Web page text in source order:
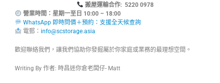
搬屋運輸合作: 5220 0978
營業時間：星期一至日 10:00 – 18:00
WhatsApp 即時問價＋預約：支援全天候查詢
電郵： info@scstorage.asia
歡迎聯絡我們，讓我們協助你發掘屬於你家庭或業務的最理想空間。
Writing By 作者: 時昌迷你倉老闆仔- Matt